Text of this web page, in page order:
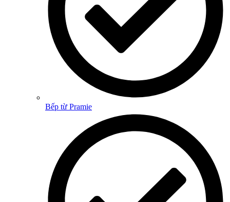
Bếp từ Pramie